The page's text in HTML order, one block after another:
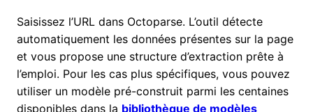
Saisissez l’URL dans Octoparse. L’outil détecte
automatiquement les données présentes sur la page
et vous propose une structure d’extraction prête à
l’emploi. Pour les cas plus spécifiques, vous pouvez
utiliser un modèle pré-construit parmi les centaines
disponibles dans la bibliothèque de modèles